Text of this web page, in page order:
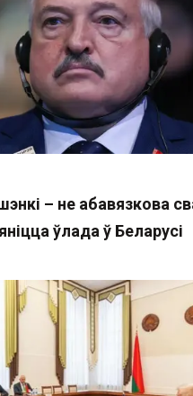
– не абавязкова
ўлада ў Беларусі